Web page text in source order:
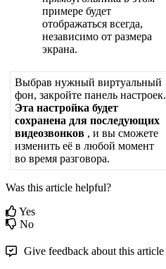
примере будет
отображаться всегда,
независимо от размера
экрана.
Выбрав нужный виртуальный
фон, закройте панель настроек.
Эта настройка будет
сохранена для последующих
видеозвонков , и вы сможете
изменить её в любой момент
во время разговора.
Was this article helpful?
Yes
No
Give feedback about this article